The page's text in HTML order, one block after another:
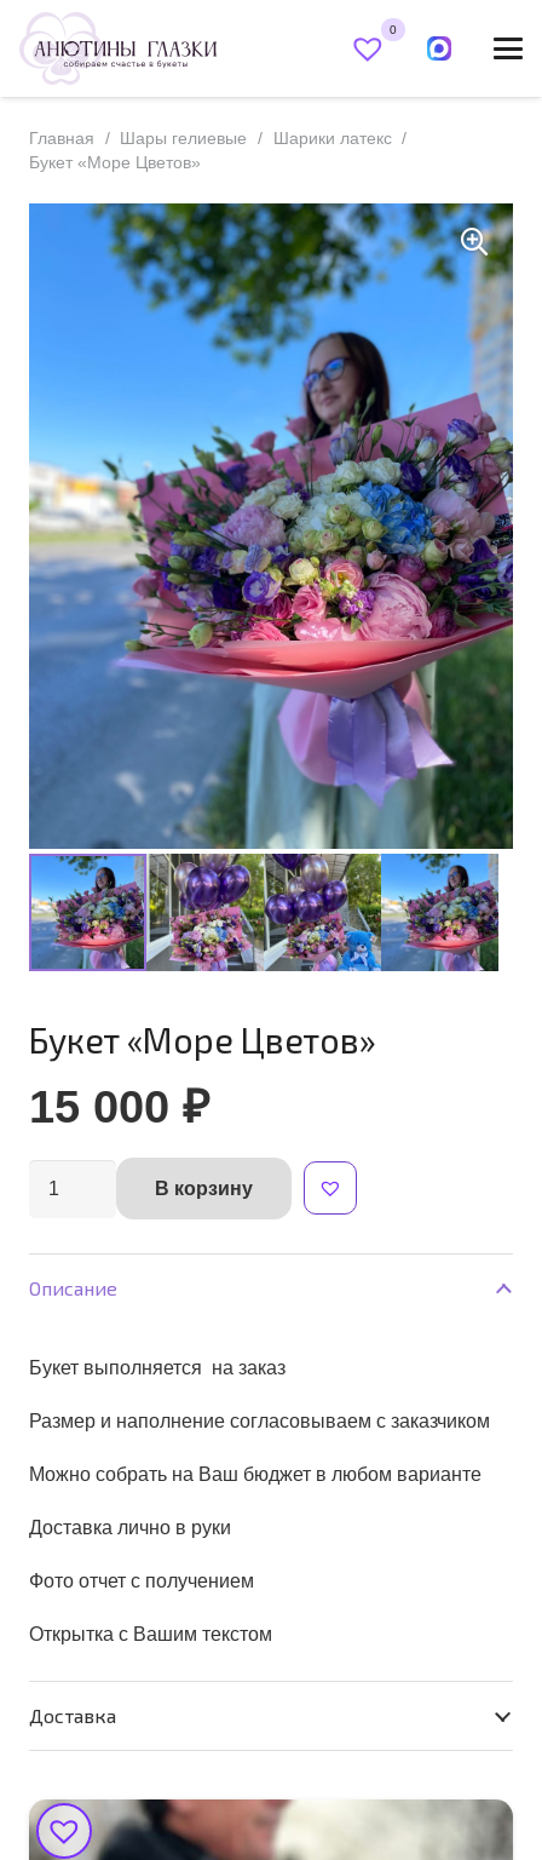
0
Главная / Шары гелиевые / Шарики латекс /
Букет «Море Цветов»
Букет «Море Цветов»
15 000 ₽
Количество
В корзину
Alternative:
Описание
Букет выполняется на заказ
Размер и наполнение согласовываем с заказчиком
Можно собрать на Ваш бюджет в любом варианте
Доставка лично в руки
Фото отчет с получением
Открытка с Вашим текстом
Доставка